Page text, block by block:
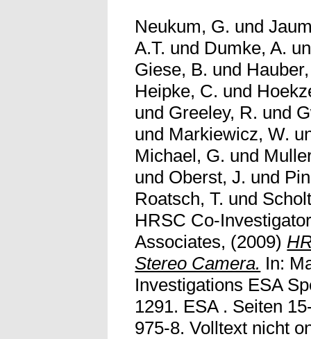
Neukum, G. und
A.T. und Dumke, A.
Giese, B. und
Heipke, C. und
und Greeley, R. und
und Markiewicz, W.
Michael, G. und
und Oberst, J. und
Roatsch, T. und
HRSC Co-
Associates, (2009)
Stereo Camera. In:
Investigations ESA
1291. ESA . Seiten
975-8. Volltext nicht